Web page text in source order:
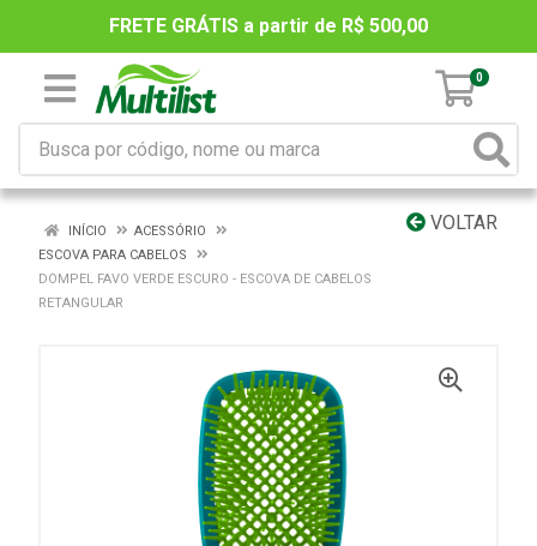
FRETE GRÁTIS a partir de R$ 500,00
0
VOLTAR
INÍCIO
ACESSÓRIO
ESCOVA PARA CABELOS
DOMPEL FAVO VERDE ESCURO - ESCOVA DE CABELOS
RETANGULAR